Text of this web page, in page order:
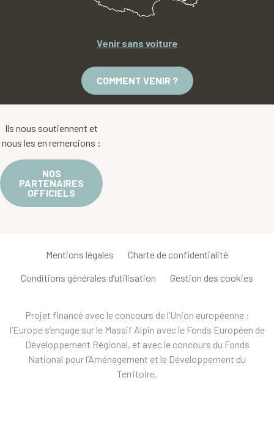
Venir sans voiture
COMMENT VENIR ?
Ils nous soutiennent et
nous les en remercions :
NOS
PARTENAIRES
OFFICIELS
Mentions légales Charte de confidentialité
Conditions générales d’utilisation Gestion des cookies
Projet financé avec le concours de l’Union européenne :
l’Europe s’engage sur le Massif Alpin avec le Fonds Européen de
Développement Régional, et avec le concours du Fonds
National pour l’Aménagement et le Développement du
Territoire.